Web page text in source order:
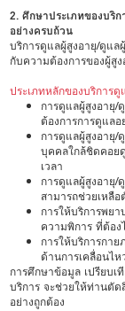
2. ศึกษาประเภทของบริ
อย่างครบถ้วน
บริการดูแลผู้สูงอายุ/ดูแล
กับความต้องการของผู้สู
ประเภทหลักของบริการ
การดูแลผู้สูงอายุ/
ต้องการการดูแล
การดูแลผู้สูงอายุ
บุคคลใกล้ชิดคอย
เวลา
การดูแลผู้สูงอายุ/
สามารถช่วยเหลื
การให้บริการพย
ความพิการ ที่ต้อ
การให้บริการกา
ด้านการเคลื่อนไ
การศึกษาข้อมูล เปรียบ
บริการ จะช่วยให้ท่านตัด
อย่างถูกต้อง